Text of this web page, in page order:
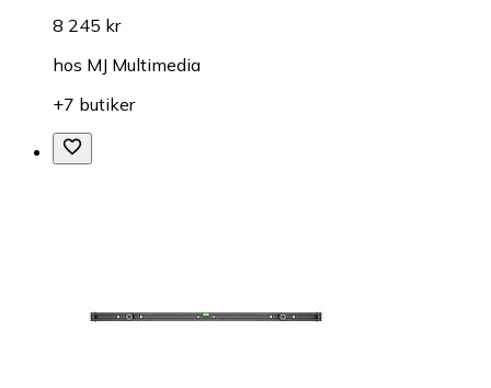
8 245 kr
hos MJ Multimedia
+7 butiker